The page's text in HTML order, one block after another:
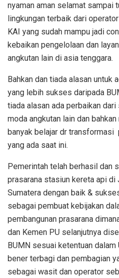
nyaman aman selamat sampai
lingkungan terbaik dari
KAI yang sudah mampu jadi
kebaikan pengelolaan dan
angkutan lain di asia tenggara.
Bahkan dan tiada alasan untuk
yang lebih sukses daripada
tiada alasan ada perbaikan
moda angkutan lain dan
banyak belajar dr transformasi
yang ada saat ini.
Pemerintah telah berhasil dan
prasarana stasiun kereta api
Sumatera dengan baik &
sebagai pembuat kebijakan
pembangunan prasarana
dan Kemen PU selanjutnya
BUMN sesuai ketentuan dalam
bener terbagi dan pembagian
sebagai wasit dan operator